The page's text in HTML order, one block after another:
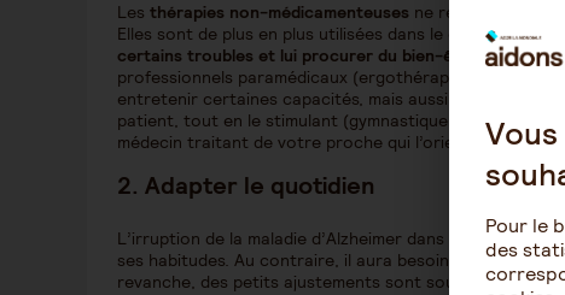
Les thérapies non-médicamenteuses ne reposent pas
Elles sont de plus en plus utilisées dans le cas de la
certains troubles et lui procurer du bien-être
. Ce type
professionnels paramédicaux (ergothérapeute,
entretenir certaines capacités, mais aussi tout un choix
patient, tout en le stimulant (gymnastique douce,
médecin traitant de votre proche qui l’orientera vers
2. Adapter le quotidien
L’irruption de la maladie d’Alzheimer dans la vie de
ses habitudes. Au contraire, il aura besoin de ses
revanche, des petits ajustements sont souvent
Pour le
des